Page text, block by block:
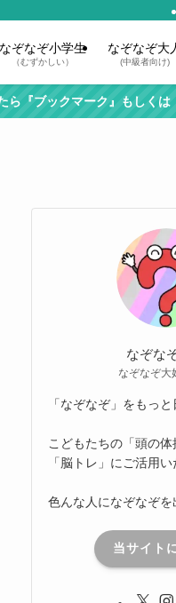
なぞなぞ小学生
（むずかしい）
なぞなぞ大
(中級者向け)
ーク』もしくは『【なぞな
なぞな
なぞなぞ大
「なぞなぞ」をもっと
こどもたちの「頭の
「脳トレ」にご活用い
色んな人になぞなぞを
当サイト